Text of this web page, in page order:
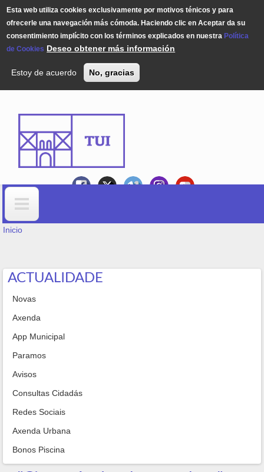
Esta web utiliza cookies exclusivamente por motivos ténicos y para
ofrecerle una navegación más cómoda. Haciendo clic en Aceptar da su
consentimiento implícito con los términos explicados en nuestra Política
de Cookies Deseo obtener más información
Estoy de acuerdo No, gracias
Formulario de búsqueda
USTED ESTÁ AQUÍ
Inicio
ACTUALIDADE
Novas
Axenda
App Municipal
Paramos
Avisos
Consultas Cidadás
Redes Sociais
Axenda Urbana
Bonos Piscina